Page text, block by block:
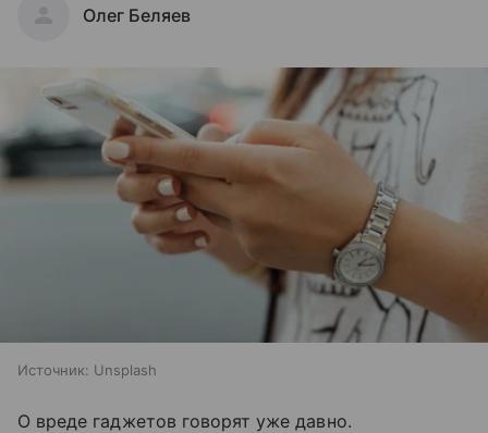
Олег Беляев
Источник: Unsplash
О вреде гаджетов говорят уже давно.